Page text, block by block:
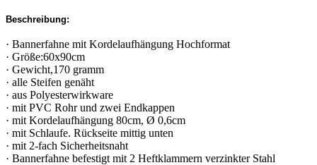
Beschreibung:
· Bannerfahne mit Kordelaufhängung Hochformat
· Größe:60x90cm
· Gewicht,170 gramm
· alle Steifen genäht
· aus Polyesterwirkware
· mit PVC Rohr und zwei Endkappen
· mit Kordelaufhängung 80cm, Ø 0,6cm
· mit Schlaufe. Rückseite mittig unten
· mit 2-fach Sicherheitsnaht
· Bannerfahne befestigt mit 2 Heftklammern verzinkter Stahl